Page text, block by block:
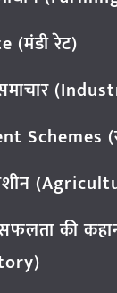
(मंडी रेट)
Schemes
की